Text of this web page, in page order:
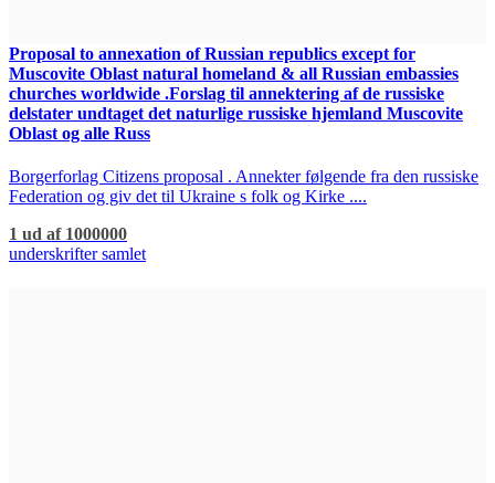
Proposal to annexation of Russian republics except for
Muscovite Oblast natural homeland & all Russian embassies
churches worldwide .Forslag til annektering af de russiske
delstater undtaget det naturlige russiske hjemland Muscovite
Oblast og alle Russ
Borgerforlag Citizens proposal . Annekter følgende fra den russiske
Federation og giv det til Ukraine s folk og Kirke ....
1 ud af 1000000
underskrifter samlet